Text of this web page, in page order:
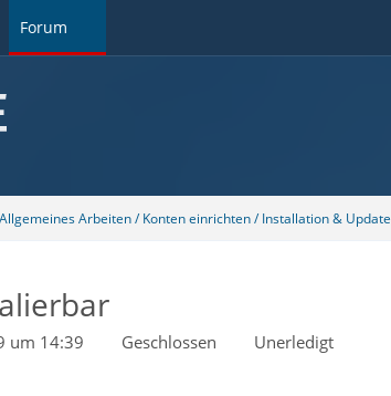
Forum
Allgemeines Arbeiten / Konten einrichten / Installation & Update
um 14:39 Geschlossen Unerledigt